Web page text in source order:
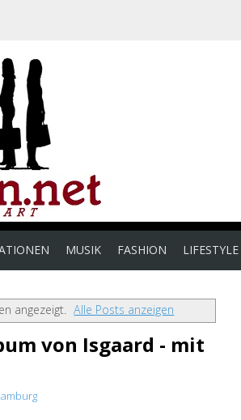
MUSIK FASHION LIFESTYLE
angezeigt. Alle Posts anzeigen
von Isgaard - mit